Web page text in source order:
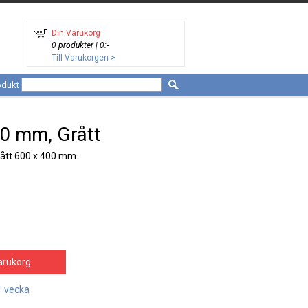
Din Varukorg
0 produkter | 0:-
Till Varukorgen >
mm, Grått
600 x 400 mm.
vecka